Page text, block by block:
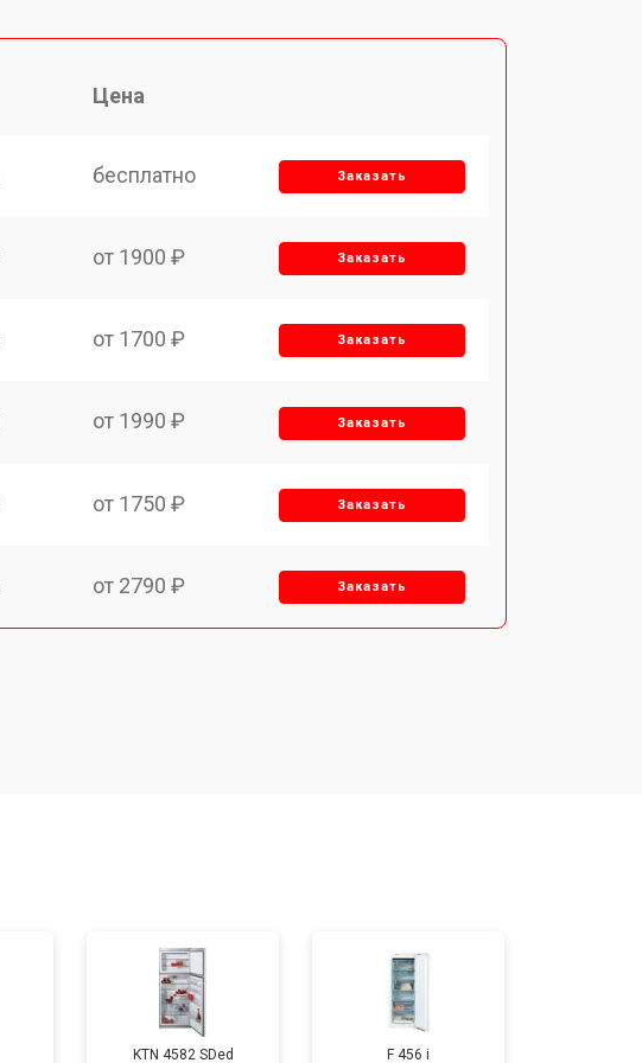
Цена
бесплатно Заказать
от 1900 ₽ Заказать
от 1700 ₽ Заказать
от 1990 ₽ Заказать
от 1750 ₽ Заказать
от 2790 ₽ Заказать
от 1810 ₽ Заказать
KTN 4582 SDed F 456 i